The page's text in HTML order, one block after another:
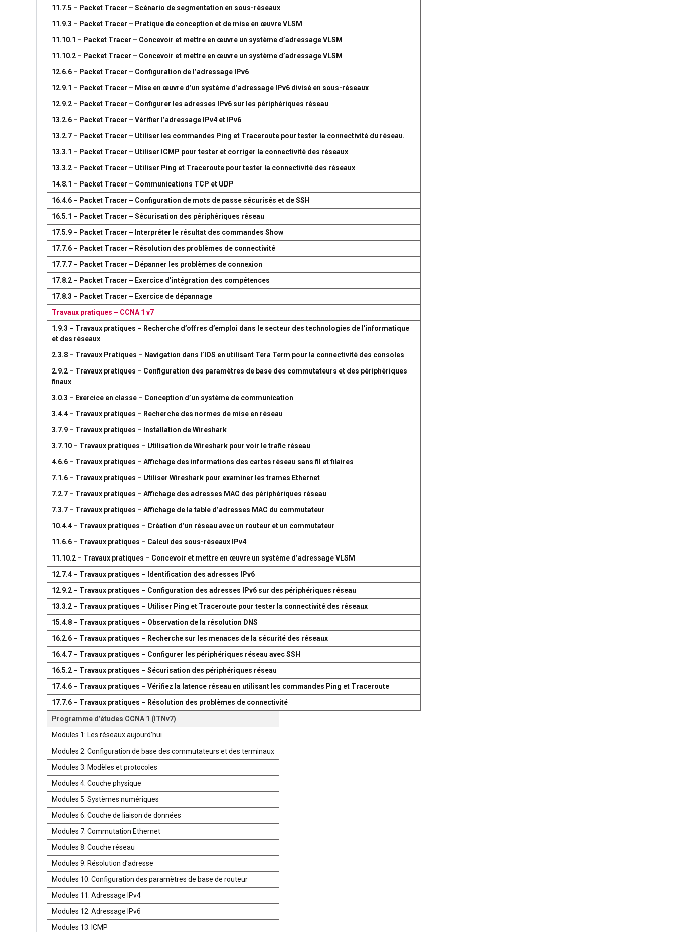
11.7.5 – Packet Tracer – Scénario de segmentation en sous-réseaux
11.9.3 – Packet Tracer – Pratique de conception et de mise en œuvre VLSM
11.10.1 – Packet Tracer – Concevoir et mettre en œuvre un système d’adressage VLSM
11.10.2 – Packet Tracer – Concevoir et mettre en œuvre un système d’adressage VLSM
12.6.6 – Packet Tracer – Configuration de l’adressage IPv6
12.9.1 – Packet Tracer – Mise en œuvre d’un système d’adressage IPv6 divisé en sous-réseaux
12.9.2 – Packet Tracer – Configurer les adresses IPv6 sur les périphériques réseau
13.2.6 – Packet Tracer – Vérifier l’adressage IPv4 et IPv6
13.2.7 – Packet Tracer – Utiliser les commandes Ping et Traceroute pour tester la connectivité du réseau.
13.3.1 – Packet Tracer – Utiliser ICMP pour tester et corriger la connectivité des réseaux
13.3.2 – Packet Tracer – Utiliser Ping et Traceroute pour tester la connectivité des réseaux
14.8.1 – Packet Tracer – Communications TCP et UDP
16.4.6 – Packet Tracer – Configuration de mots de passe sécurisés et de SSH
16.5.1 – Packet Tracer – Sécurisation des périphériques réseau
17.5.9 – Packet Tracer – Interpréter le résultat des commandes Show
17.7.6 – Packet Tracer – Résolution des problèmes de connectivité
17.7.7 – Packet Tracer – Dépanner les problèmes de connexion
17.8.2 – Packet Tracer – Exercice d’intégration des compétences
17.8.3 – Packet Tracer – Exercice de dépannage
Travaux pratiques – CCNA 1 v7
1.9.3 – Travaux pratiques – Recherche d’offres d’emploi dans le secteur des technologies de l’informatique
et des réseaux
2.3.8 – Travaux Pratiques – Navigation dans l’IOS en utilisant Tera Term pour la connectivité des consoles
2.9.2 – Travaux pratiques – Configuration des paramètres de base des commutateurs et des périphériques
finaux
3.0.3 – Exercice en classe – Conception d’un système de communication
3.4.4 – Travaux pratiques – Recherche des normes de mise en réseau
3.7.9 – Travaux pratiques – Installation de Wireshark
3.7.10 – Travaux pratiques – Utilisation de Wireshark pour voir le trafic réseau
4.6.6 – Travaux pratiques – Affichage des informations des cartes réseau sans fil et filaires
7.1.6 – Travaux pratiques – Utiliser Wireshark pour examiner les trames Ethernet
7.2.7 – Travaux pratiques – Affichage des adresses MAC des périphériques réseau
7.3.7 – Travaux pratiques – Affichage de la table d’adresses MAC du commutateur
10.4.4 – Travaux pratiques – Création d’un réseau avec un routeur et un commutateur
11.6.6 – Travaux pratiques – Calcul des sous-réseaux IPv4
11.10.2 – Travaux pratiques – Concevoir et mettre en œuvre un système d’adressage VLSM
12.7.4 – Travaux pratiques – Identification des adresses IPv6
12.9.2 – Travaux pratiques – Configuration des adresses IPv6 sur des périphériques réseau
13.3.2 – Travaux pratiques – Utiliser Ping et Traceroute pour tester la connectivité des réseaux
15.4.8 – Travaux pratiques – Observation de la résolution DNS
16.2.6 – Travaux pratiques – Recherche sur les menaces de la sécurité des réseaux
16.4.7 – Travaux pratiques – Configurer les périphériques réseau avec SSH
16.5.2 – Travaux pratiques – Sécurisation des périphériques réseau
17.4.6 – Travaux pratiques – Vérifiez la latence réseau en utilisant les commandes Ping et Traceroute
17.7.6 – Travaux pratiques – Résolution des problèmes de connectivité
Programme d’études CCNA 1 (ITNv7)
Modules 1: Les réseaux aujourd’hui
Modules 2: Configuration de base des commutateurs et des terminaux
Modules 3: Modèles et protocoles
Modules 4: Couche physique
Modules 5: Systèmes numériques
Modules 6: Couche de liaison de données
Modules 7: Commutation Ethernet
Modules 8: Couche réseau
Modules 9: Résolution d’adresse
Modules 10: Configuration des paramètres de base de routeur
Modules 11: Adressage IPv4
Modules 12: Adressage IPv6
Modules 13: ICMP